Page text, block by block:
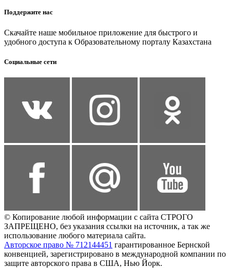
Поддержите нас
Скачайте наше мобильное приложение для быстрого и
удобного доступа к Образовательному порталу Казахстана
Социальные сети
© Копирование любой информации с сайта СТРОГО
ЗАПРЕЩЕНО, без указания ссылки на источник, а так же
использование любого материала сайта.
Авторское право № 712144451 гарантированное Бернской
конвенцией, зарегистрировано в международной компании по
защите авторского права в США, Нью Йорк.